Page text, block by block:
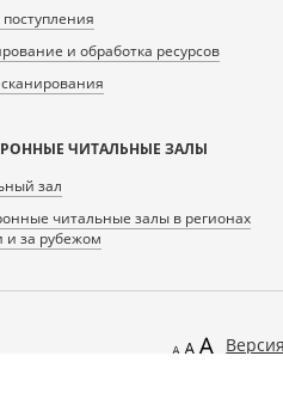
и обработка ресурсов
ЧИТАЛЬНЫЕ ЗАЛЫ
зал
читальные залы в регионах
и за рубежом